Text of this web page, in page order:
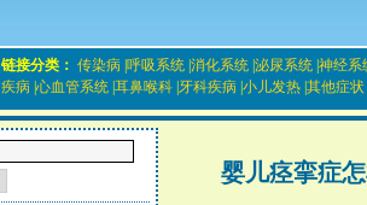
链接分类： 传染病 呼吸系统 消化系统 泌尿系统 神经系
疾病 心血管系统 耳鼻喉科 牙科疾病 小儿发热 其他症状
婴儿痉挛症